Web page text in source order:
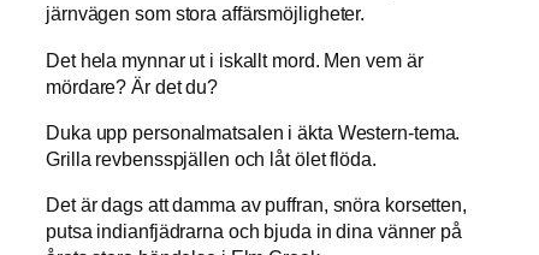
järnvägen som stora affärsmöjligheter.
Det hela mynnar ut i iskallt mord. Men vem är
mördare? Är det du?
Duka upp personalmatsalen i äkta Western-tema.
Grilla revbensspjällen och låt ölet flöda.
Det är dags att damma av puffran, snöra korsetten,
putsa indianfjädrarna och bjuda in dina vänner på